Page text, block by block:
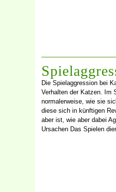
Die Spielaggression bei
Verhalten der Katzen. Im
normalerweise, wie sie
diese sich in künftigen
aber ist, wie aber dabei
Ursachen Das Spielen